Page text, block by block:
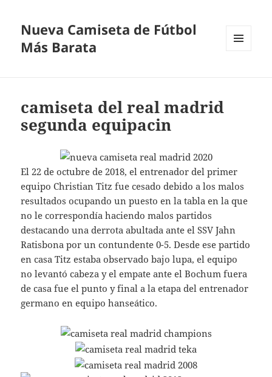
Nueva Camiseta de Fútbol
Más Barata
camiseta del real madrid
segunda equipacin
El 22 de octubre de 2018, el entrenador del primer
equipo Christian Titz fue cesado debido a los malos
resultados ocupando un puesto en la tabla en la que
no le correspondía haciendo malos partidos
destacando una derrota abultada ante el SSV Jahn
Ratisbona por un contundente 0-5. Desde ese partido
en casa Titz estaba observado bajo lupa, el equipo
no levantó cabeza y el empate ante el Bochum fuera
de casa fue el punto y final a la etapa del entrenador
germano en equipo hanseático.